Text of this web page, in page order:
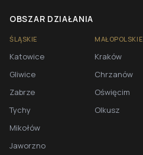
OBSZAR DZIAŁANIA
ŚLĄSKIE
Katowice
Gliwice
Zabrze
Tychy
Mikołów
Jaworzno
MAŁOPOLSKIE
Kraków
Chrzanów
Oświęcim
Olkusz